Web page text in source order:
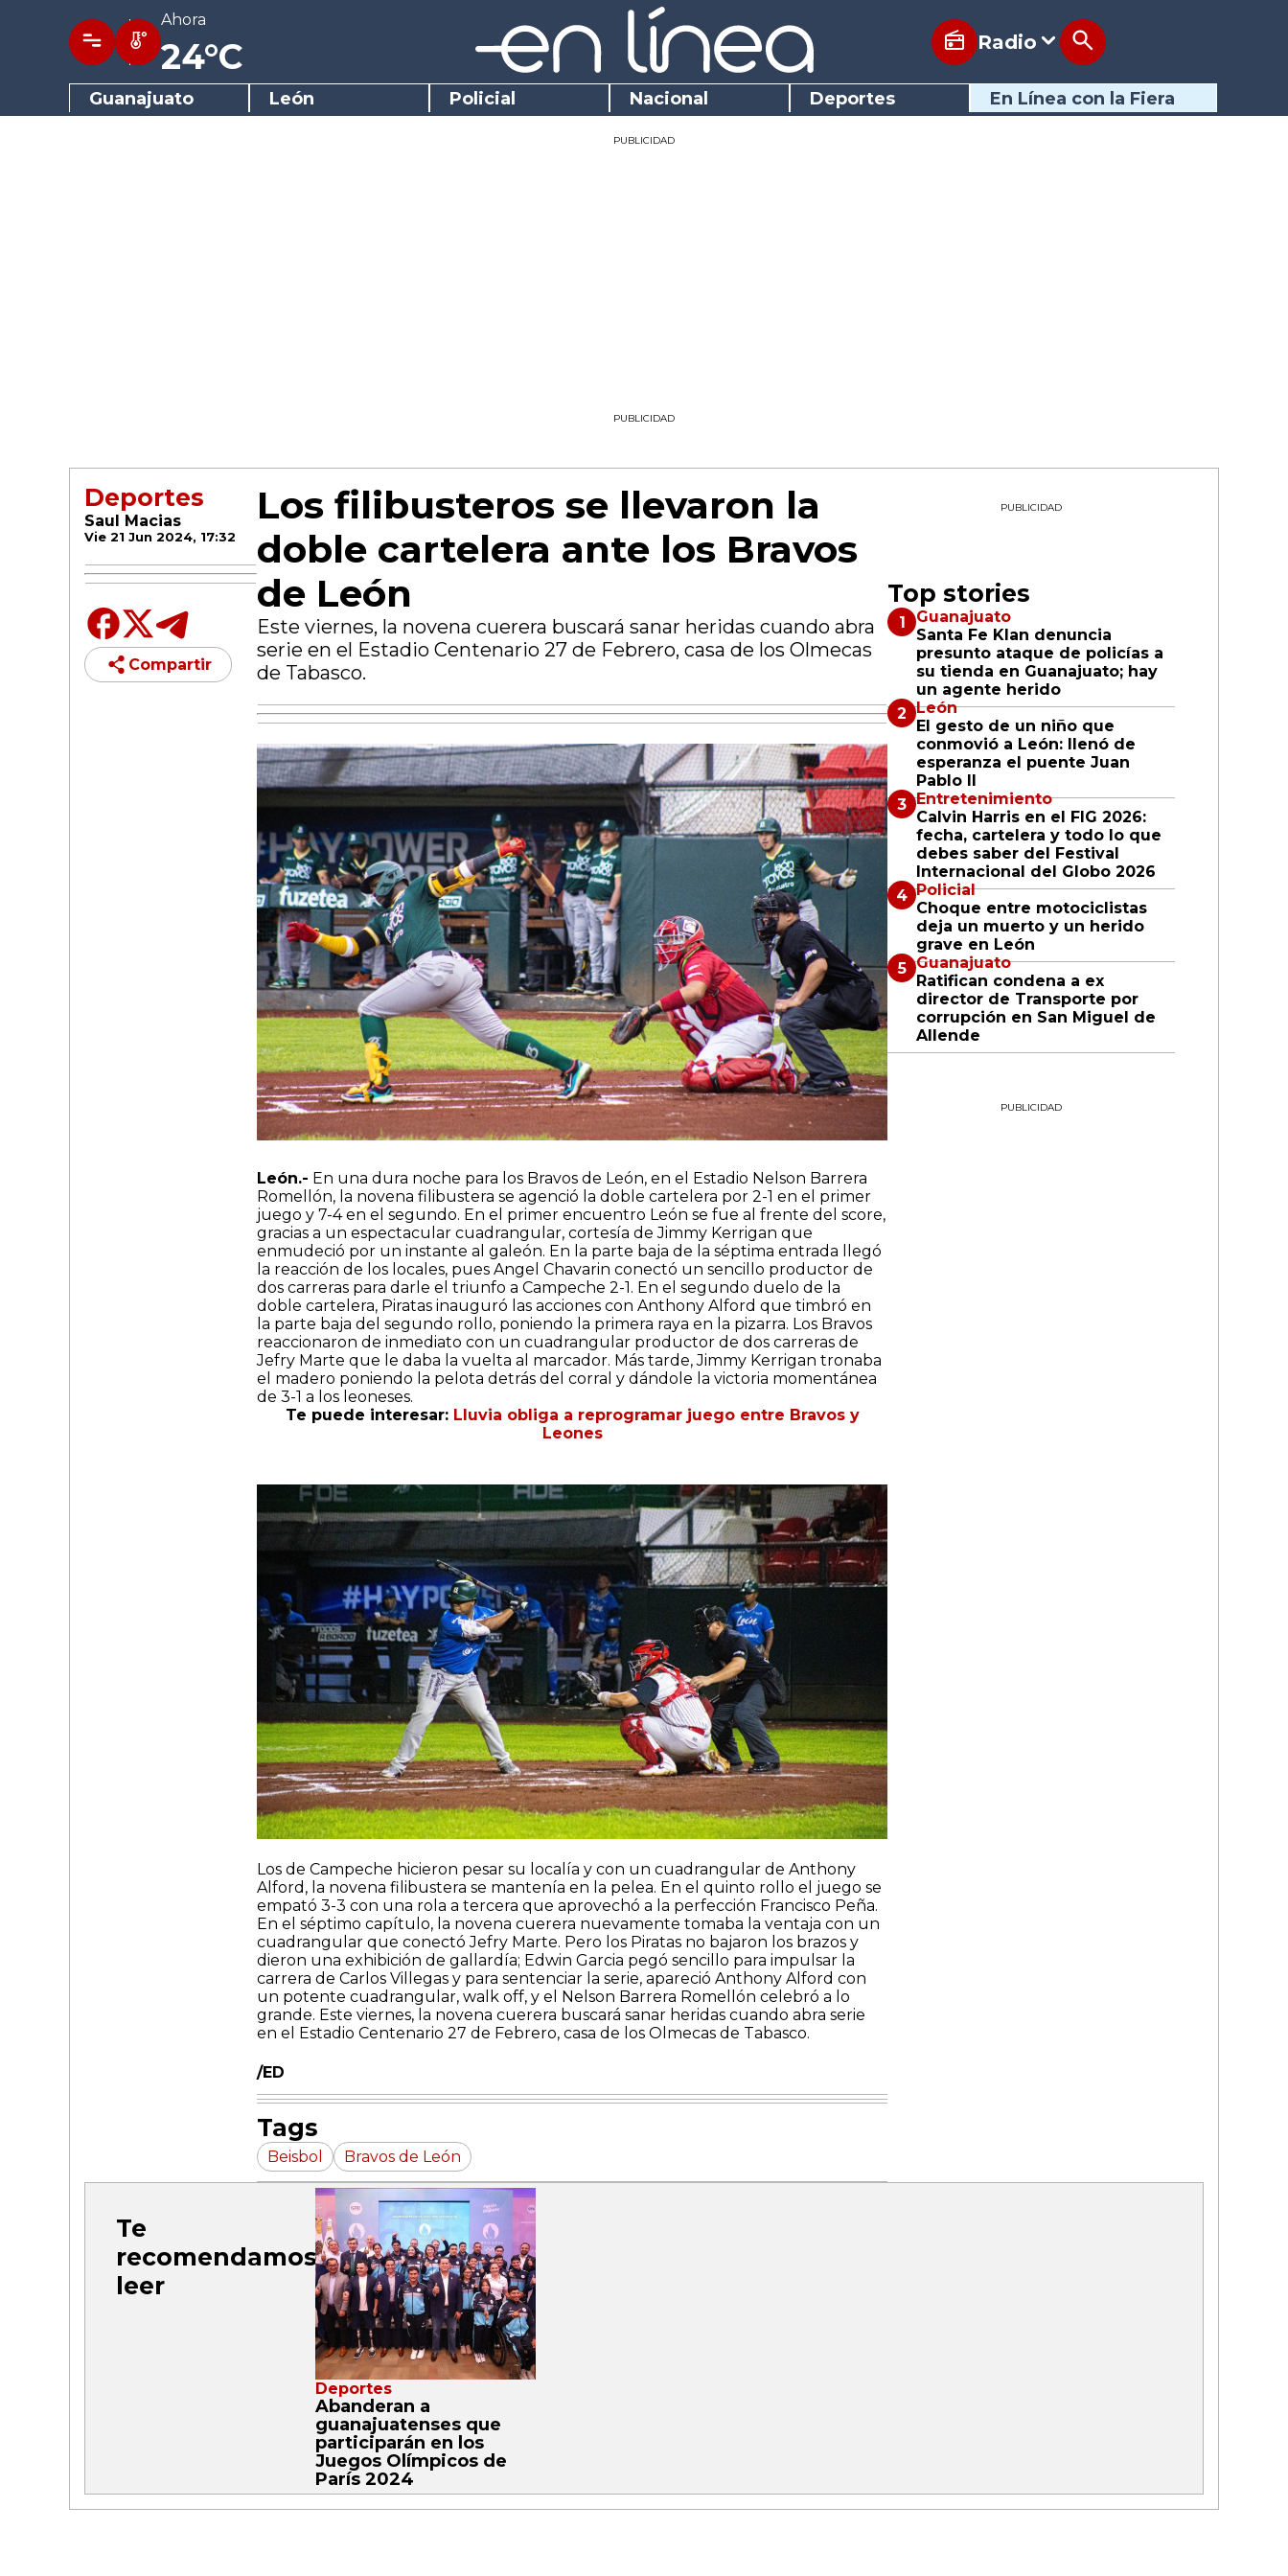
Ahora
24°C Radio
Guanajuato León Policial Nacional Deportes En Línea con la Fiera
PUBLICIDAD
PUBLICIDAD
Deportes
Saul Macias
Vie 21 Jun 2024, 17:32
Compartir
Los filibusteros se llevaron la
doble cartelera ante los Bravos
de León
Este viernes, la novena cuerera buscará sanar heridas cuando abra
serie en el Estadio Centenario 27 de Febrero, casa de los Olmecas
de Tabasco.
León.- En una dura noche para los Bravos de León, en el Estadio Nelson Barrera
Romellón, la novena filibustera se agenció la doble cartelera por 2-1 en el primer
juego y 7-4 en el segundo. En el primer encuentro León se fue al frente del score,
gracias a un espectacular cuadrangular, cortesía de Jimmy Kerrigan que
enmudeció por un instante al galeón. En la parte baja de la séptima entrada llegó
la reacción de los locales, pues Angel Chavarin conectó un sencillo productor de
dos carreras para darle el triunfo a Campeche 2-1. En el segundo duelo de la
doble cartelera, Piratas inauguró las acciones con Anthony Alford que timbró en
la parte baja del segundo rollo, poniendo la primera raya en la pizarra. Los Bravos
reaccionaron de inmediato con un cuadrangular productor de dos carreras de
Jefry Marte que le daba la vuelta al marcador. Más tarde, Jimmy Kerrigan tronaba
el madero poniendo la pelota detrás del corral y dándole la victoria momentánea
de 3-1 a los leoneses.
Te puede interesar: Lluvia obliga a reprogramar juego entre Bravos y
Leones
Los de Campeche hicieron pesar su localía y con un cuadrangular de Anthony
Alford, la novena filibustera se mantenía en la pelea. En el quinto rollo el juego se
empató 3-3 con una rola a tercera que aprovechó a la perfección Francisco Peña.
En el séptimo capítulo, la novena cuerera nuevamente tomaba la ventaja con un
cuadrangular que conectó Jefry Marte. Pero los Piratas no bajaron los brazos y
dieron una exhibición de gallardía; Edwin Garcia pegó sencillo para impulsar la
carrera de Carlos Villegas y para sentenciar la serie, apareció Anthony Alford con
un potente cuadrangular, walk off, y el Nelson Barrera Romellón celebró a lo
grande. Este viernes, la novena cuerera buscará sanar heridas cuando abra serie
en el Estadio Centenario 27 de Febrero, casa de los Olmecas de Tabasco.
/ED
Tags
Beisbol Bravos de León
PUBLICIDAD
Top stories
Guanajuato
Santa Fe Klan denuncia
presunto ataque de policías a
su tienda en Guanajuato; hay
un agente herido
León
El gesto de un niño que
conmovió a León: llenó de
esperanza el puente Juan
Pablo II
Entretenimiento
Calvin Harris en el FIG 2026:
fecha, cartelera y todo lo que
debes saber del Festival
Internacional del Globo 2026
Policial
Choque entre motociclistas
deja un muerto y un herido
grave en León
Guanajuato
Ratifican condena a ex
director de Transporte por
corrupción en San Miguel de
Allende
PUBLICIDAD
Te
recomendamos
leer
Deportes
Abanderan a
guanajuatenses que
participarán en los
Juegos Olímpicos de
París 2024